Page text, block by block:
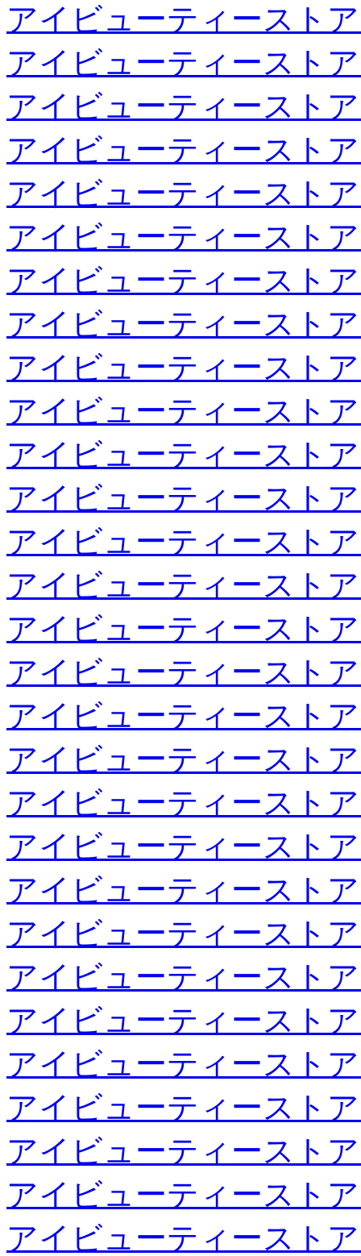
アイビューティースト
アイビューティースト
アイビューティースト
アイビューティースト
アイビューティースト
アイビューティースト
アイビューティースト
アイビューティースト
アイビューティースト
アイビューティースト
アイビューティースト
アイビューティースト
アイビューティースト
アイビューティースト
アイビューティースト
アイビューティースト
アイビューティースト
アイビューティースト
アイビューティースト
アイビューティースト
アイビューティースト
アイビューティースト
アイビューティースト
アイビューティースト
アイビューティースト
アイビューティースト
アイビューティースト
アイビューティースト
アイビューティースト